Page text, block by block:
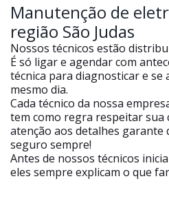
Manutenção de
região São Judas
Nossos técnicos estão
É só ligar e agendar com
técnica para diagnosticar e
mesmo dia.
Cada técnico da nossa
tem como regra respeitar sua
atenção aos detalhes garante
seguro sempre!
Antes de nossos técnicos
eles sempre explicam o que